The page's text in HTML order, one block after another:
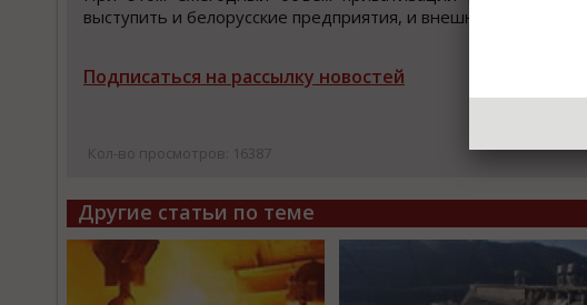
выcтупить и белоруccкие предприятия, и внешние
Подписаться на рассылку новостей
Кол-во просмотров: 16387
Другие статьи по теме